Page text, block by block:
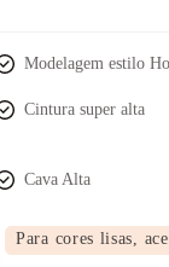
Modelagem estilo
Cintura super alta
Cava Alta
Para cores lisas,